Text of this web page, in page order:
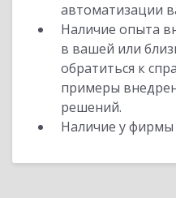
автоматизации
Наличие опыта
в вашей или
обратиться к
примеры
решений.
Наличие у фирмы